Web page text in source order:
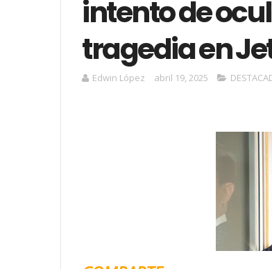
intento de
tragedia en
Edwin López abril 19, 2025